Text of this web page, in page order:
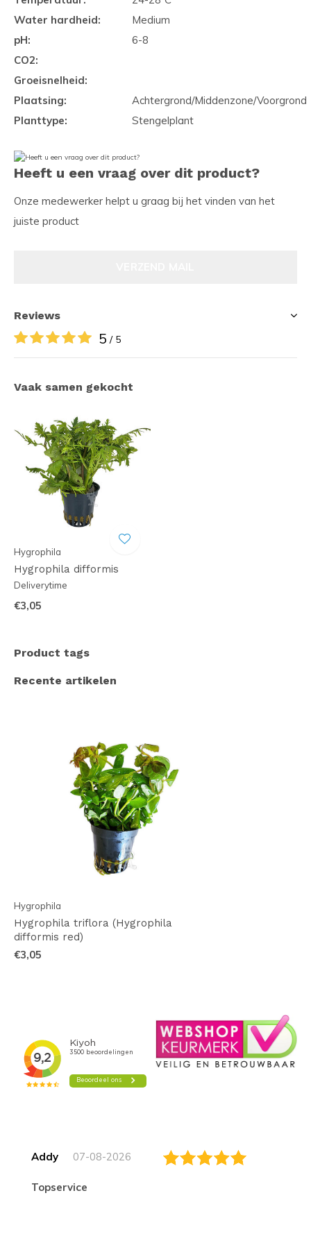
Water hardheid:
Medium
pH:
6-8
CO2:
Groeisnelheid:
Plaatsing:
Achtergrond/Middenzone/Voorgrond
Planttype:
Stengelplant
Heeft u een vraag over dit product?
Onze medewerker helpt u graag bij het vinden van het
juiste product
Reviews
5 / 5
Vaak samen gekocht
Hygrophila
Hygrophila difformis
Deliverytime
€3,05
Product tags
Recente artikelen
Hygrophila
Hygrophila triflora (Hygrophila
difformis red)
€3,05
Addy 07-08-2026
topservice